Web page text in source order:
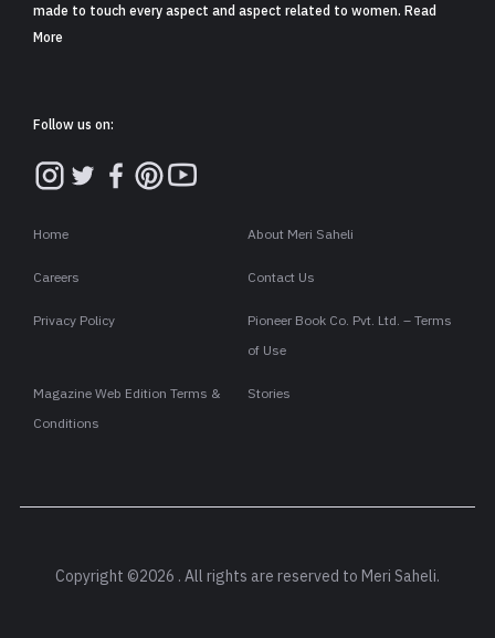
made to touch every aspect and aspect related to women. Read
More
Follow us on:
Home About Meri Saheli
Careers Contact Us
Privacy Policy
Pioneer Book Co. Pvt. Ltd. – Terms
of Use
Magazine Web Edition Terms &
Conditions
Stories
Copyright ©2026 . All rights are reserved to Meri Saheli.